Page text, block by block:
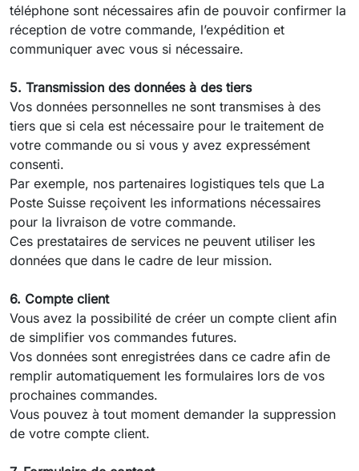
téléphone sont nécessaires afin de pouvoir confirmer la
réception de votre commande, l’expédition et
communiquer avec vous si nécessaire.
5. Transmission des données à des tiers
Vos données personnelles ne sont transmises à des
tiers que si cela est nécessaire pour le traitement de
votre commande ou si vous y avez expressément
consenti.
Par exemple, nos partenaires logistiques tels que La
Poste Suisse reçoivent les informations nécessaires
pour la livraison de votre commande.
Ces prestataires de services ne peuvent utiliser les
données que dans le cadre de leur mission.
6. Compte client
Vous avez la possibilité de créer un compte client afin
de simplifier vos commandes futures.
Vos données sont enregistrées dans ce cadre afin de
remplir automatiquement les formulaires lors de vos
prochaines commandes.
Vous pouvez à tout moment demander la suppression
de votre compte client.